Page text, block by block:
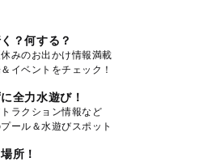
？何する？
みのお出かけ情報満載
イベントをチェック！
全力水遊び！
ラクション情報など
ール＆水遊びスポット
所！